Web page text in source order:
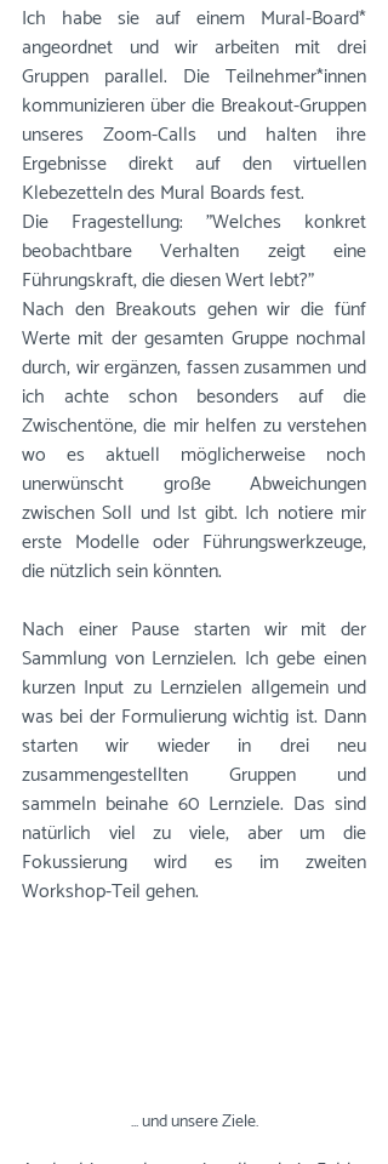
Ich habe sie auf einem Mural-Board*
angeordnet und wir arbeiten mit drei
Gruppen parallel. Die Teilnehmer*innen
kommunizieren über die Breakout-Gruppen
unseres Zoom-Calls und halten ihre
Ergebnisse direkt auf den virtuellen
Klebezetteln des Mural Boards fest.
Die Fragestellung: "Welches konkret
beobachtbare Verhalten zeigt eine
Führungskraft, die diesen Wert lebt?"
Nach den Breakouts gehen wir die fünf
Werte mit der gesamten Gruppe nochmal
durch, wir ergänzen, fassen zusammen und
ich achte schon besonders auf die
Zwischentöne, die mir helfen zu verstehen
wo es aktuell möglicherweise noch
unerwünscht große Abweichungen
zwischen Soll und Ist gibt. Ich notiere mir
erste Modelle oder Führungswerkzeuge,
die nützlich sein könnten.
Nach einer Pause starten wir mit der
Sammlung von Lernzielen. Ich gebe einen
kurzen Input zu Lernzielen allgemein und
was bei der Formulierung wichtig ist. Dann
starten wir wieder in drei neu
zusammengestellten Gruppen und
sammeln beinahe 60 Lernziele. Das sind
natürlich viel zu viele, aber um die
Fokussierung wird es im zweiten
Workshop-Teil gehen.
... und unsere Ziele.